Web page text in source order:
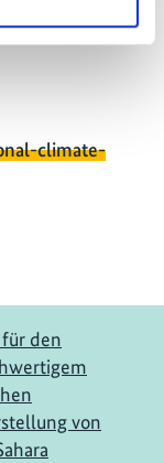
können.
climate-
den
von